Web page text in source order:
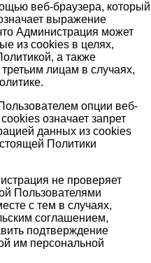
веб-браузера, который
выражение
Администрация может
из cookies в целях,
а также
лицам в случаях,
опции веб-
означает запрет
данных из cookies
Политики
не проверяет
Пользователями
с тем в случаях,
соглашением,
подтверждение
им персональной